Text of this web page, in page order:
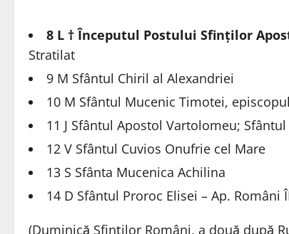
8 L † Începutul Postului Sfinților
Stratilat
9 M Sfântul Chiril al Alexandriei
10 M Sfântul Mucenic Timotei,
11 J Sfântul Apostol Vartolomeu;
12 V Sfântul Cuvios Onufrie cel Mare
13 S Sfânta Mucenica Achilina
14 D Sfântul Proroc Elisei – Ap. Români
(Duminică Sfinților Români, a două după